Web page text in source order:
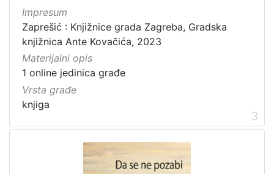
Impresum
Zaprešić : Knjižnice grada Zagreba, Gradska
knjižnica Ante Kovačića, 2023
Materijalni opis
1 online jedinica građe
Vrsta građe
knjiga
3